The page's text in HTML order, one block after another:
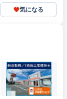
気になる